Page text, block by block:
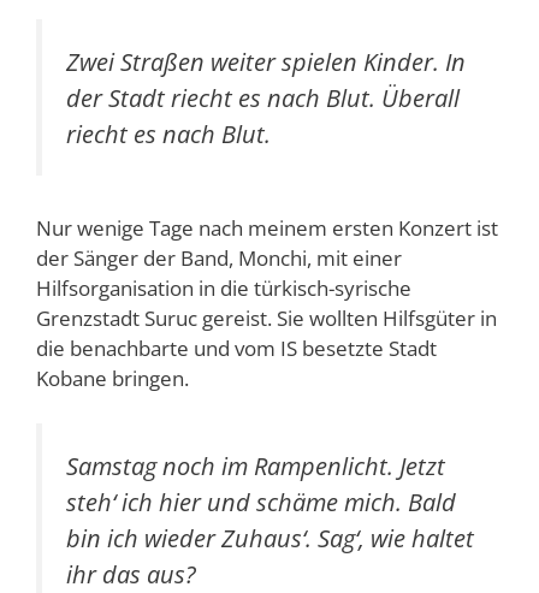
Zwei Straßen weiter spielen Kinder. In
der Stadt riecht es nach Blut. Überall
riecht es nach Blut.
Nur wenige Tage nach meinem ersten Konzert ist
der Sänger der Band, Monchi, mit einer
Hilfsorganisation in die türkisch-syrische
Grenzstadt Suruc gereist. Sie wollten Hilfsgüter in
die benachbarte und vom IS besetzte Stadt
Kobane bringen.
Samstag noch im Rampenlicht. Jetzt
steh‘ ich hier und schäme mich. Bald
bin ich wieder Zuhaus‘. Sag‘, wie haltet
ihr das aus?